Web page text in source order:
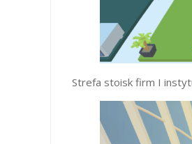
Strefa stoisk firm I